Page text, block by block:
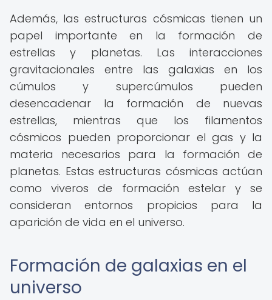
Además, las estructuras cósmicas tienen un
papel importante en la formación de
estrellas y planetas. Las interacciones
gravitacionales entre las galaxias en los
cúmulos y supercúmulos pueden
desencadenar la formación de nuevas
estrellas, mientras que los filamentos
cósmicos pueden proporcionar el gas y la
materia necesarios para la formación de
planetas. Estas estructuras cósmicas actúan
como viveros de formación estelar y se
consideran entornos propicios para la
aparición de vida en el universo.
Formación de galaxias en el
universo